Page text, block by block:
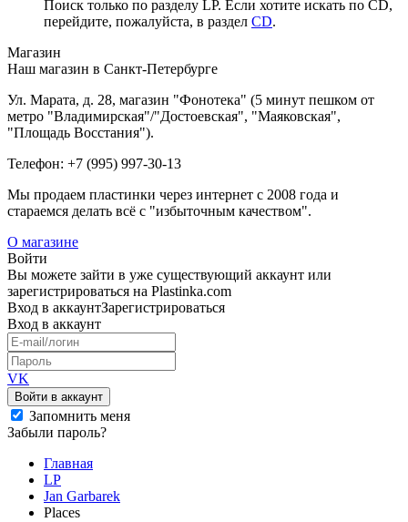
Поиск только по разделу LP. Если хотите искать по CD,
перейдите, пожалуйста, в раздел CD.
Магазин
Наш магазин в Санкт-Петербурге
Ул. Марата, д. 28, магазин "Фонотека" (5 минут пешком от
метро "Владимирская"/"Достоевская", "Маяковская",
"Площадь Восстания").
Телефон: +7 (995) 997-30-13
Мы продаем пластинки через интернет c 2008 года и
стараемся делать всё с "избыточным качеством".
О магазине
Войти
Вы можете зайти в уже существующий аккаунт или
зарегистрироваться на Plastinka.com
Вход в аккаунтЗарегистрироваться
Вход в аккаунт
VK
Войти в аккаунт
Запомнить меня
Забыли пароль?
Главная
LP
Jan Garbarek
Places